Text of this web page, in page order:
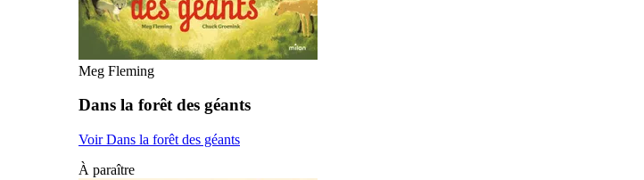
Meg Fleming
Dans la forêt des géants
Voir Dans la forêt des géants
À paraître